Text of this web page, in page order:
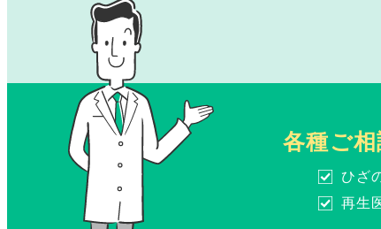
各種ご
ひざ
再生